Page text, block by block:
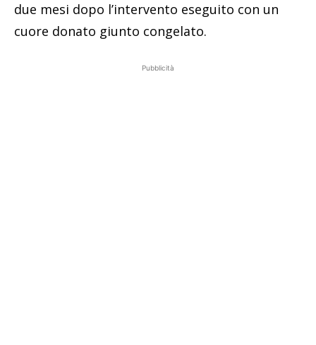
due mesi dopo l’intervento eseguito con un
cuore donato giunto congelato.
Pubblicità